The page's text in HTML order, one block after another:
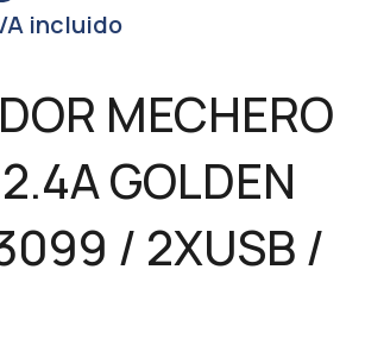
incluido
MECHERO
GOLDEN
/ 2XUSB /